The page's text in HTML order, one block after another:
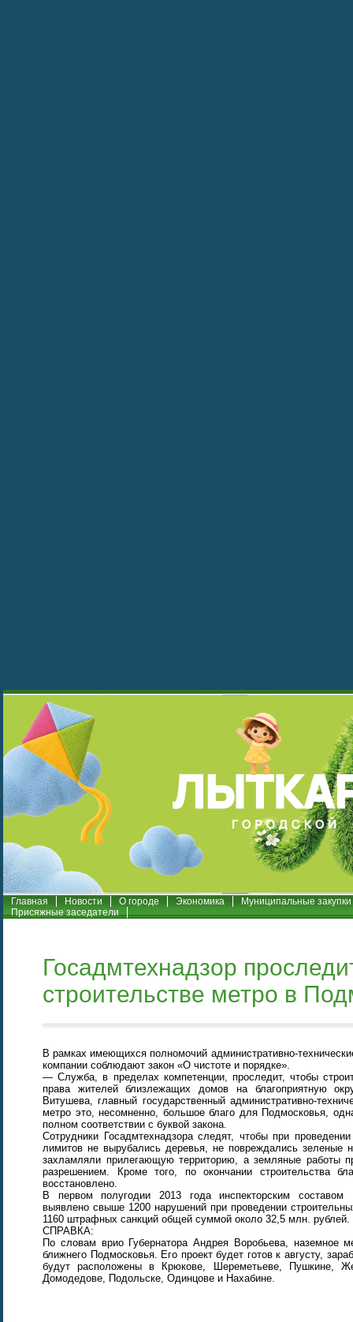
Главная Новости О городе Экономика
Муниципальные закупки
Присяжные заседатели
Госадмтехнадзор
строительстве метро в
В рамках имеющихся полномочий административно-
компании соблюдают закон «О чистоте и порядке».
— Служба, в пределах компетенции, проследит, чтобы
права жителей близлежащих домов на благоприятную
Витушева, главный государственный административно-
метро это, несомненно, большое благо для Подмосковья,
полном соответствии с буквой закона.
Сотрудники Госадмтехнадзора следят, чтобы при
лимитов не вырубались деревья, не повреждались зеленые
захламляли прилегающую территорию, а земляные работы
разрешением. Кроме того, по окончании строительства
восстановлено.
В первом полугодии 2013 года инспекторским составом
выявлено свыше 1200 нарушений при проведении
1160 штрафных санкций общей суммой около 32,5 млн. рублей.
СПРАВКА:
По словам врио Губернатора Андрея Воробьева, наземное
ближнего Подмосковья. Его проект будет готов к августу,
будут расположены в Крюкове, Шереметьеве, Пушкине,
Домодедове, Подольске, Одинцове и Нахабине.